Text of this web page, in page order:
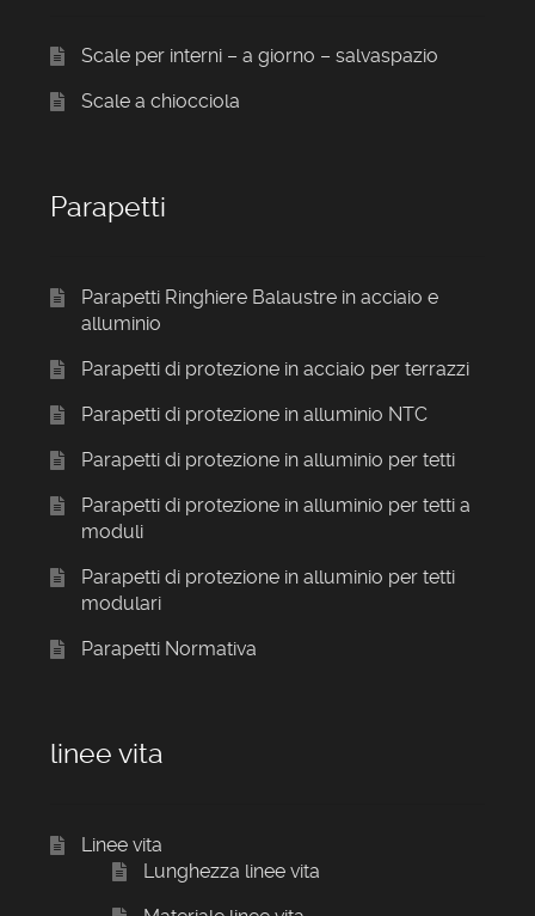
Scale per interni – a giorno – salvaspazio
Scale a chiocciola
Parapetti
Parapetti Ringhiere Balaustre in acciaio e
alluminio
Parapetti di protezione in acciaio per terrazzi
Parapetti di protezione in alluminio NTC
Parapetti di protezione in alluminio per tetti
Parapetti di protezione in alluminio per tetti a
moduli
Parapetti di protezione in alluminio per tetti
modulari
Parapetti Normativa
linee vita
Linee vita
Lunghezza linee vita